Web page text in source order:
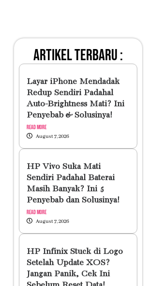
artikel terbaru :
Layar iPhone Mendadak
Redup Sendiri Padahal
Auto-Brightness Mati? Ini
Penyebab & Solusinya!
Read More
August 7, 2026
HP Vivo Suka Mati
Sendiri Padahal Baterai
Masih Banyak? Ini 5
Penyebab dan Solusinya!
Read More
August 7, 2026
HP Infinix Stuck di Logo
Setelah Update XOS?
Jangan Panik, Cek Ini